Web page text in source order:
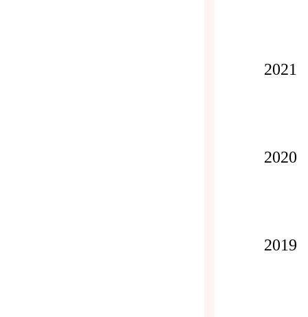
2021
2020
2019